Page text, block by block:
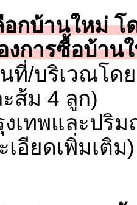
อกบ้านใหม่
การซื้อบ้าน
ที่/บริเวณโดย
ส้ม 4 ลูก)
งเทพและป
อียดเพิ่มเติม)